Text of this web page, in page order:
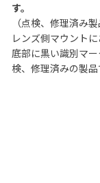
す。
（点検、修理済み
レンズ側マウント
底部に黒い識別マ
検、修理済みの製品